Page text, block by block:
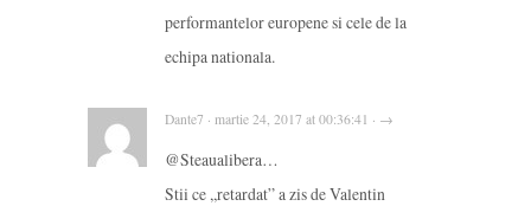
performantelor europene si cele de la
echipa nationala.
Dante7 · martie 24, 2017 at 00:36:41 · →
@Steaualibera…
Stii ce ,,retardat” a zis de Valentin